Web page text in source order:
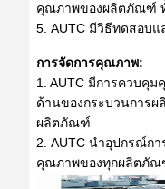
คุณภาพของผลิตภัณฑ์
5. AUTC มีวิธีทดสอบแ
การจัดการคุณภาพ:
1. AUTC มีการควบคุม
ด้านของกระบวนการผ
ผลิตภัณฑ์
2. AUTC นำอุปกรณ์กา
คุณภาพของทุกผลิตภั